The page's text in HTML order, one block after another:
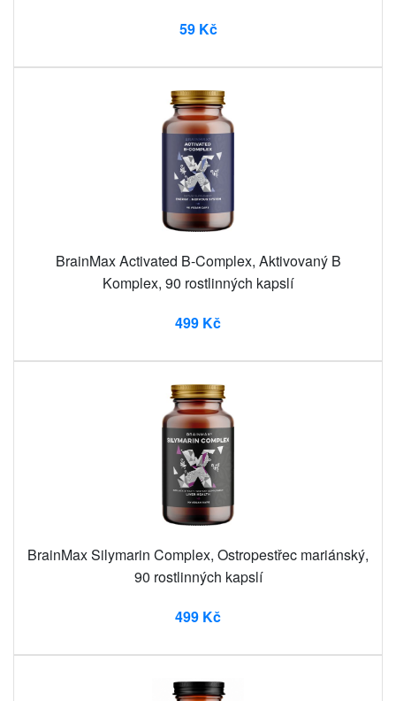
59 Kč
BrainMax Activated B-Complex, Aktivovaný B
Komplex, 90 rostlinných kapslí
499 Kč
BrainMax Silymarin Complex, Ostropestřec mariánský,
90 rostlinných kapslí
499 Kč